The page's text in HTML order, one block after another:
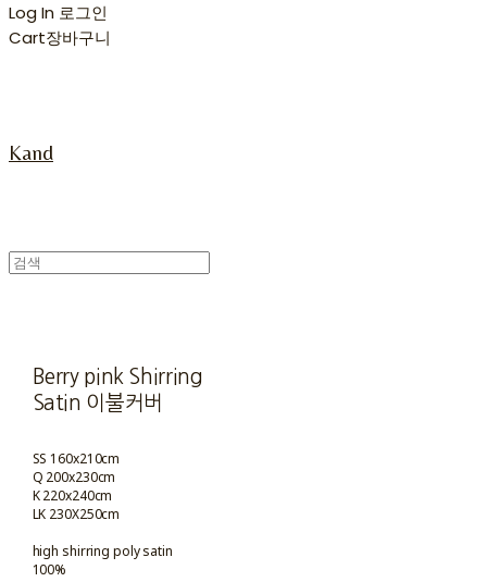
Log In 로그인
Cart장바구니
Kand
Berry pink Shirring
Satin 이불커버
SS 160x210cm
Q 200x230cm
K 220x240cm
LK 230X250cm
high shirring poly satin
100%